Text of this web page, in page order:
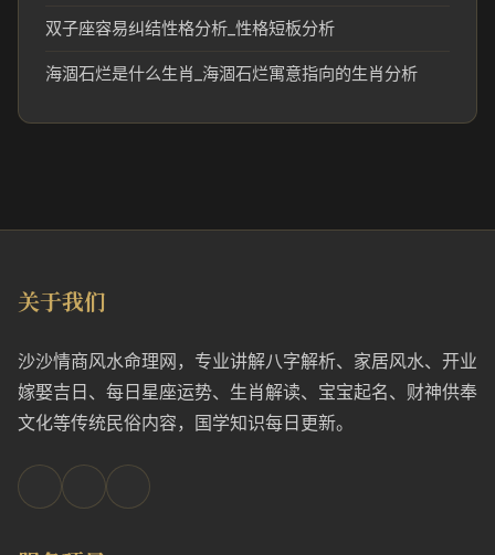
双子座容易纠结性格分析_性格短板分析
海涸石烂是什么生肖_海涸石烂寓意指向的生肖分析
关于我们
沙沙情商风水命理网，专业讲解八字解析、家居风水、开业
嫁娶吉日、每日星座运势、生肖解读、宝宝起名、财神供奉
文化等传统民俗内容，国学知识每日更新。